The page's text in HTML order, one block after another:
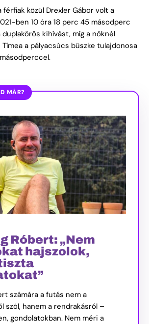
férfiak közül Drexler Gábor volt a
ben 10 óra 18 perc 45 másodperc
kihívást, míg a nőknél
Tímea a pályacsúcs büszke tulajdonosa
MÁR?
Róbert: „Nem
hajszolok,
számára a futás nem a
szól, hanem a rendrakásról –
gondolatokban. Nem méri a